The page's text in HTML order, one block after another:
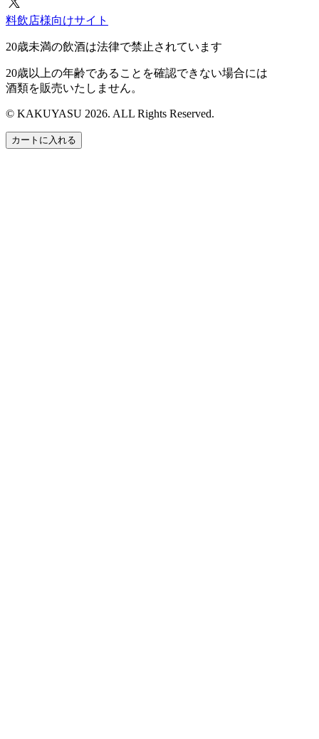
料飲店様向けサイト
20歳未満の飲酒は法律で禁止されています
20歳以上の年齢であることを確認できない場合には
酒類を販売いたしません。
© KAKUYASU 2026. ALL Rights Reserved.
カートに入れる